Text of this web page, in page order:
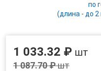
по
(длина - до 2
1 033.32 ₽ шт
1 087.70 ₽шт